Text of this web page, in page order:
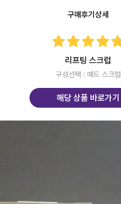
구매후기상세
리프팅 스크럽
구성선택 : 매드 스크럽
해당 상품 바로가기